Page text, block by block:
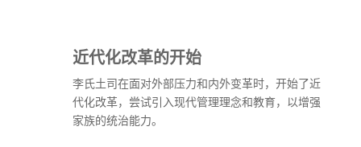
近代化改革的开始
李氏土司在面对外部压力和内外变革时，开始了近
代化改革，尝试引入现代管理理念和教育，以增强
家族的统治能力。